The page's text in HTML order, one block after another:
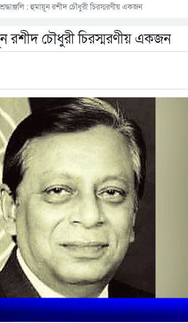
: হুমায়ূন রশীদ চৌধুরী চিরস্মরণীয় একজন
রশীদ চৌধুরী চিরস্মরণীয় একজন